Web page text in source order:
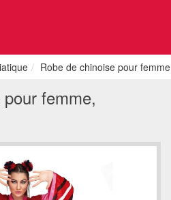
Robe de chinoise pour
femme,